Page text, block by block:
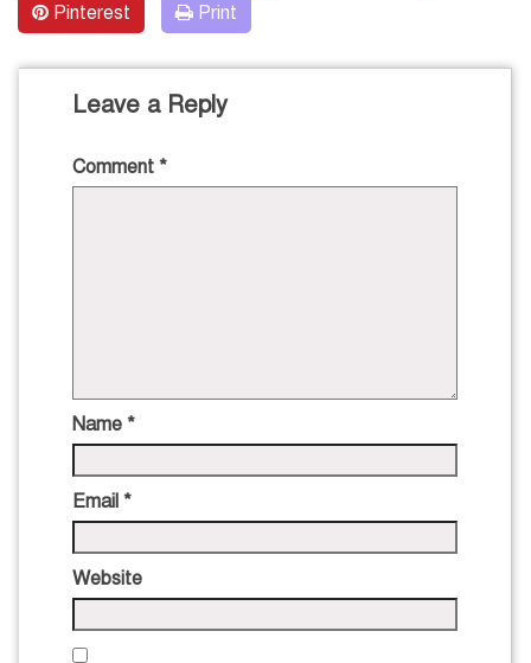
Pinterest Print
Leave a Reply
Comment *
Name *
Email *
Website